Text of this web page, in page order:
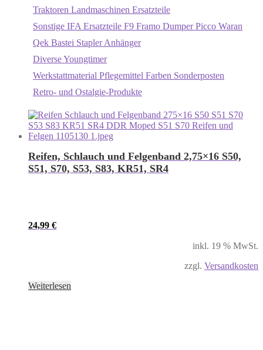
Traktoren Landmaschinen Ersatzteile
Sonstige IFA Ersatzteile F9 Framo Dumper Picco Waran
Qek Bastei Stapler Anhänger
Diverse Youngtimer
Werkstattmaterial Pflegemittel Farben Sonderposten
Retro- und Ostalgie-Produkte
Reifen, Schlauch und Felgenband 2,75×16 S50,
S51, S70, S53, S83, KR51, SR4
24,99 €
inkl. 19 % MwSt.
zzgl. Versandkosten
Weiterlesen